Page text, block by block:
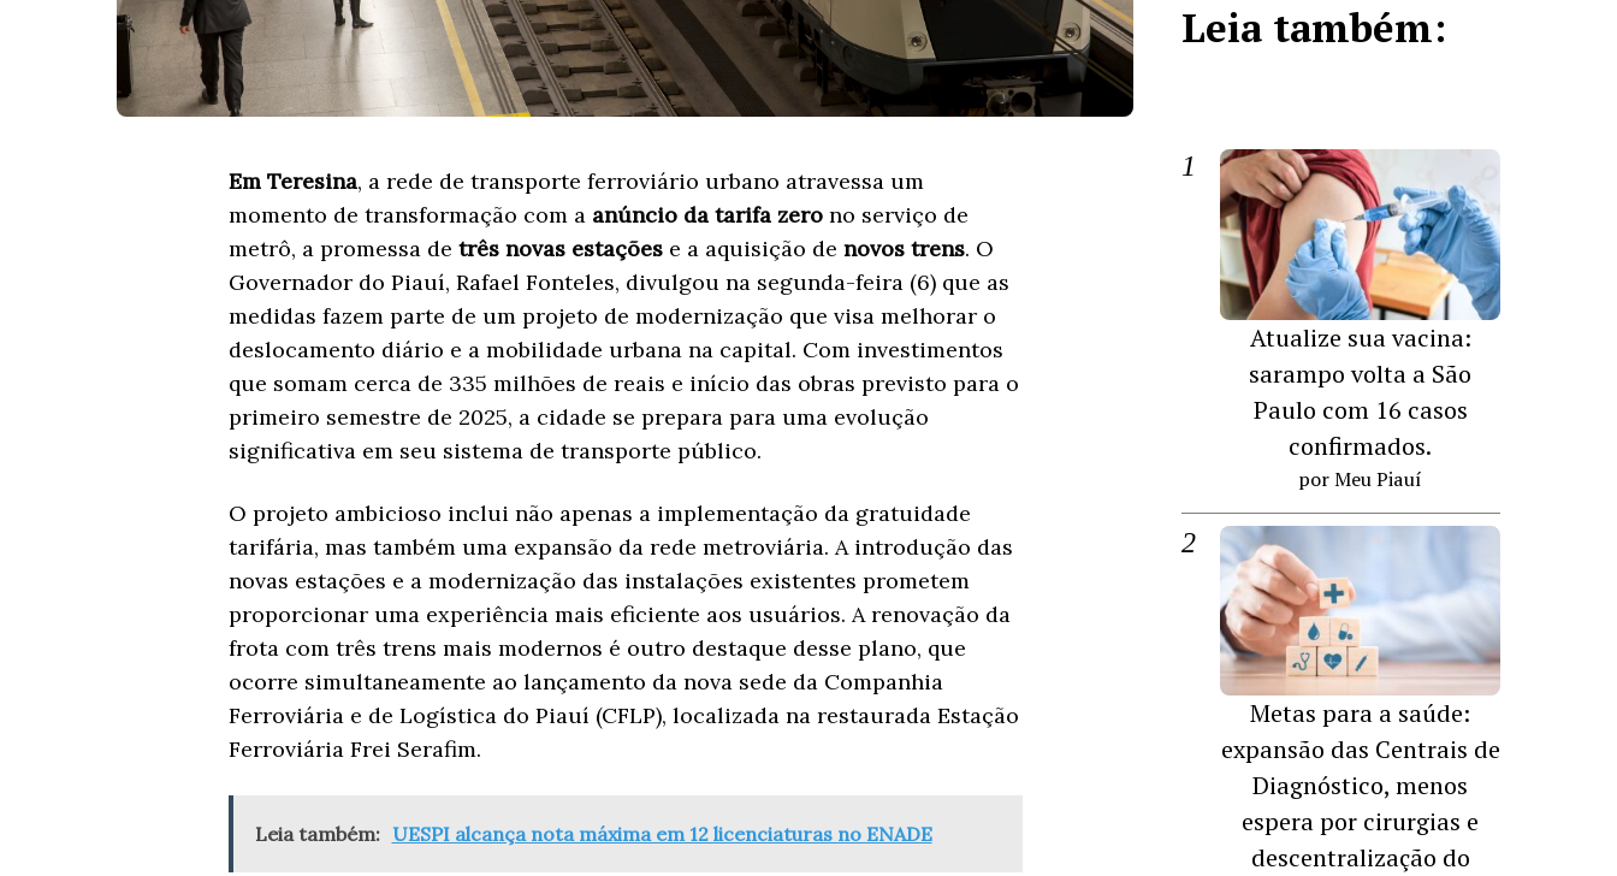
Em Teresina, a rede de transporte ferroviário urbano atravessa um
momento de transformação com a anúncio da tarifa zerono serviço de
metrô, a promessa de três novas estaçõese a aquisição de novos trens. O
Governador do Piauí, Rafael Fonteles, divulgou na segunda-feira (6) que as
medidas fazem parte de um projeto de modernização que visa melhorar o
deslocamento diário e a mobilidade urbana na capital. Com investimentos
que somam cerca de 335 milhões de reais e início das obras previsto para o
primeiro semestre de 2025, a cidade se prepara para uma evolução
significativa em seu sistema de transporte público.
O projeto ambicioso inclui não apenas a implementação da gratuidade
tarifária, mas também uma expansão da rede metroviária. A introdução das
novas estações e a modernização das instalações existentes prometem
proporcionar uma experiência mais eficiente aos usuários. A renovação da
frota com três trens mais modernos é outro destaque desse plano, que
ocorre simultaneamente ao lançamento da nova sede da Companhia
Ferroviária e de Logística do Piauí (CFLP), localizada na restaurada Estação
Ferroviária Frei Serafim.
Leia também: UESPI alcança nota máxima em 12 licenciaturas no ENADE
Leia também:
Atualize sua vacina:
sarampo volta a São
Paulo com 16 casos
confirmados.
por Meu Piauí
Metas para a saúde:
expansão das Centrais de
Diagnóstico, menos
espera por cirurgias e
descentralização do